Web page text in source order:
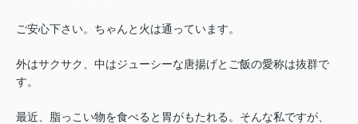
ご安心下さい。ちゃんと火は通っています。
外はサクサク、中はジューシーな唐揚げとご飯の愛称は抜群で
す。
最近、脂っこい物を食べると胃がもたれる。そんな私ですが、